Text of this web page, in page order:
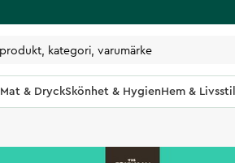
Mat & DryckSkönhet & HygienHem & Livsstil